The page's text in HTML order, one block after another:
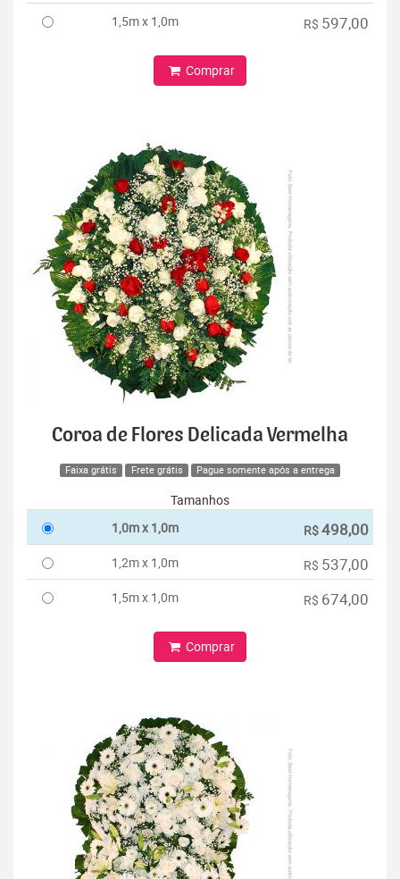
1,5m x 1,0m R$ 597,00
Comprar
Coroa de Flores Delicada Vermelha
Faixa grátis Frete grátis Pague somente após a entrega
Tamanhos
1,0m x 1,0m
R$498,00
1,2m x 1,0m R$ 537,00
1,5m x 1,0m R$ 674,00
Comprar